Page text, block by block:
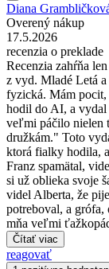
Diana
Overený nákup
17.5.2026
recenzia o preklade
Recenzia zahŕňa
z vyd. Mladé Letá a
fyzická. Mám
hodil do AI, a
veľmi páčilo nielen
družkám." Toto
ktorá fialky hodila,
Franz spamätal,
si už oblieka svoje
videl Alberta, že
potreboval, a grófa,
mňa veľmi
Čítať viac
reagovať